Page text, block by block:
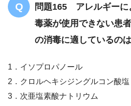
問題165 アレルギーに
毒薬が使用できない患
の消毒に適しているのは
1．イソプロパノール
2．クロルヘキシジングルコン酸塩
3．次亜塩素酸ナトリウム